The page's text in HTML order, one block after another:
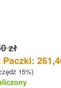
zł
Paczki:
15%)